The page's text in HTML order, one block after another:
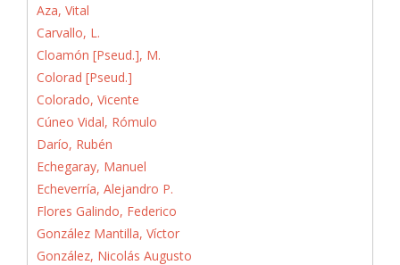
Aza, Vital
Carvallo, L.
Cloamón [Pseud.], M.
Colorad [Pseud.]
Colorado, Vicente
Cúneo Vidal, Rómulo
Darío, Rubén
Echegaray, Manuel
Echeverría, Alejandro P.
Flores Galindo, Federico
González Mantilla, Víctor
González, Nicolás Augusto